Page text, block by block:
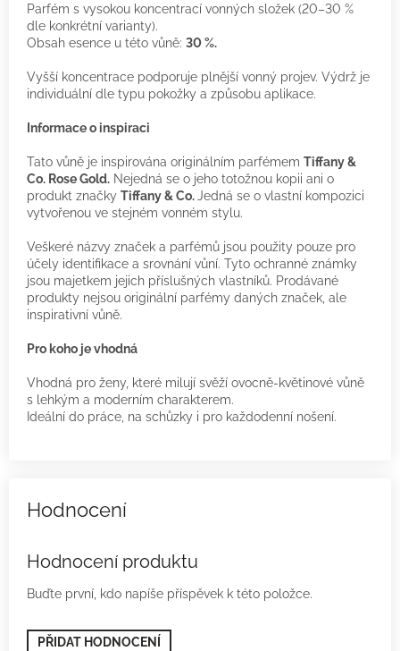
Parfém s vysokou koncentrací vonných složek (20–30 %
dle konkrétní varianty).
Obsah esence u této vůně: 30 %.
Vyšší koncentrace podporuje plnější vonný projev. Výdrž je
individuální dle typu pokožky a způsobu aplikace.
Informace o inspiraci
Tato vůně je inspirována originálním parfémem Tiffany &
Co. Rose Gold. Nejedná se o jeho totožnou kopii ani o
produkt značky Tiffany & Co.Jedná se o vlastní kompozici
vytvořenou ve stejném vonném stylu.
Veškeré názvy značek a parfémů jsou použity pouze pro
účely identifikace a srovnání vůní. Tyto ochranné známky
jsou majetkem jejich příslušných vlastníků. Prodávané
produkty nejsou originální parfémy daných značek, ale
inspirativní vůně.
Pro koho je vhodná
Vhodná pro ženy, které milují svěží ovocně-květinové vůně
s lehkým a moderním charakterem.
Ideální do práce, na schůzky i pro každodenní nošení.
Hodnocení produktu
Buďte první, kdo napíše příspěvek k této položce.
PŘIDAT HODNOCENÍ